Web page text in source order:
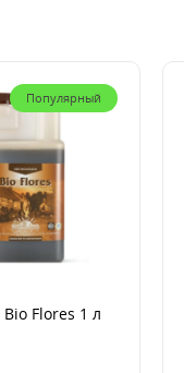
Популярный
Flores 1 л